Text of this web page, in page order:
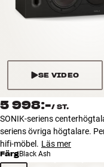
Tillbehör
MÄRKEN
NYHETER
Hitta Butik
SE VIDEO
5 998:-/ ST.
SONIK-seriens
seriens övriga högtalare.
hifi-möbel. Läs mer
FärgBlack Ash